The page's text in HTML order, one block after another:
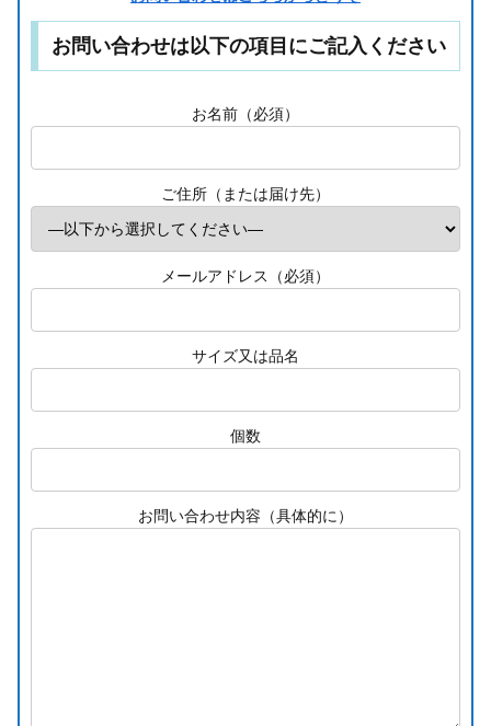
お問い合わせは以下の項目にご記入ください
お名前（必須）
ご住所（または届け先）
メールアドレス（必須）
サイズ又は品名
個数
お問い合わせ内容（具体的に）